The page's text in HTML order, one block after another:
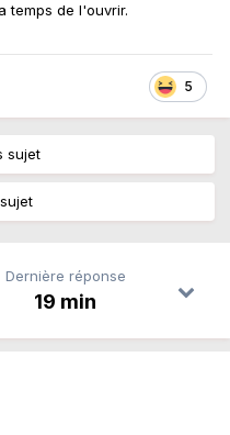
temps de l'ouvrir.
5
sujet
Dernière réponse
19 min